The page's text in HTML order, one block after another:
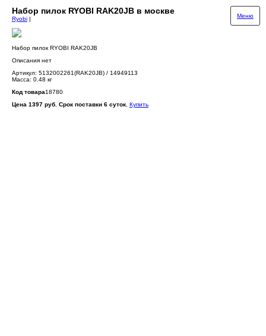
Набор пилок RYOBI RAK20JB в москве
Меню
Ryobi |
Набор пилок RYOBI RAK20JB
Описания нет
Артикул: 5132002261(RAK20JB) / 14949113
Масса: 0.48 кг
Код товара18780
Цена 1397 руб. Срок поставки 6 суток. Купить